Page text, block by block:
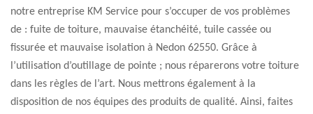
notre entreprise KM Service pour s’occuper de vos problèmes
de : fuite de toiture, mauvaise étanchéité, tuile cassée ou
fissurée et mauvaise isolation à Nedon 62550. Grâce à
l’utilisation d’outillage de pointe ; nous réparerons votre toiture
dans les règles de l’art. Nous mettrons également à la
disposition de nos équipes des produits de qualité. Ainsi, faites